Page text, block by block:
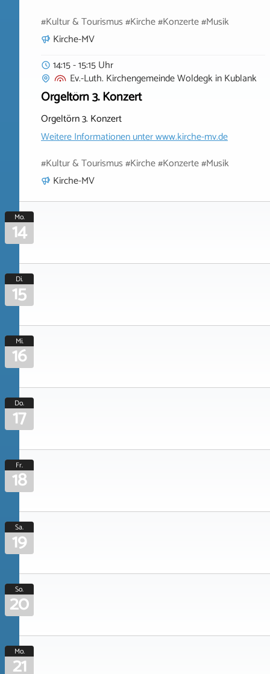
#Kultur & Tourismus #Kirche #Konzerte #Musik
Kirche-MV
14:15 - 15:15 Uhr
Ev.-Luth. Kirchengemeinde WoldegkinKublank
Orgeltörn 3. Konzert
Orgeltörn 3. Konzert
Weitere Informationen unterwww.kirche-mv.de
#Kultur & Tourismus #Kirche #Konzerte #Musik
Kirche-MV
Mo.
14
Di.
15
Mi.
16
Do.
17
Fr.
18
Sa.
19
So.
20
Mo.
21